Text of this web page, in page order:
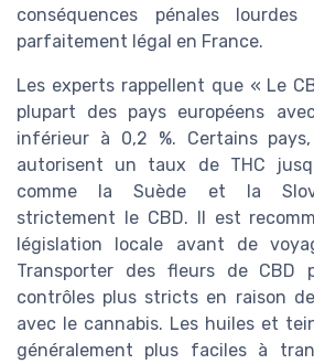
conséquences pénales
parfaitement légal en France.
Les experts rappellent que « Le
plupart des pays européens
inférieur à 0,2 %. Certains
autorisent un taux de THC
comme la Suède et la
strictement le CBD. Il est
législation locale avant de
Transporter des fleurs de CBD
contrôles plus stricts en raison
avec le cannabis. Les huiles et
généralement plus faciles à